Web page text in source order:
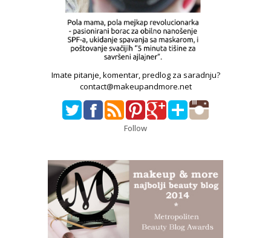
Imate pitanje, komentar, predlog za saradnju?
contact@makeupandmore.net
Follow